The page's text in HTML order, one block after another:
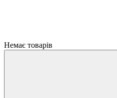
Немає товарів